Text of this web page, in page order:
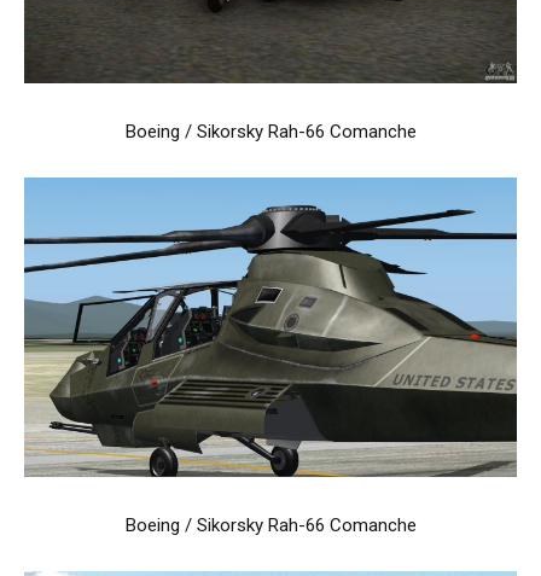
Boeing / Sikorsky Rah-66 Comanche
Boeing / Sikorsky Rah-66 Comanche